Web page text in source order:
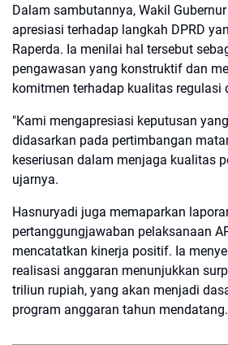
Dalam sambutannya, Wakil
apresiasi terhadap langkah DPRD
Raperda. Ia menilai hal tersebut
pengawasan yang konstruktif dan
komitmen terhadap kualitas regulasi
"Kami mengapresiasi keputusan
didasarkan pada pertimbangan
keseriusan dalam menjaga kualitas
ujarnya.
Hasnuryadi juga memaparkan
pertanggungjawaban pelaksanaan
mencatatkan kinerja positif. Ia
realisasi anggaran menunjukkan
triliun rupiah, yang akan menjadi
program anggaran tahun